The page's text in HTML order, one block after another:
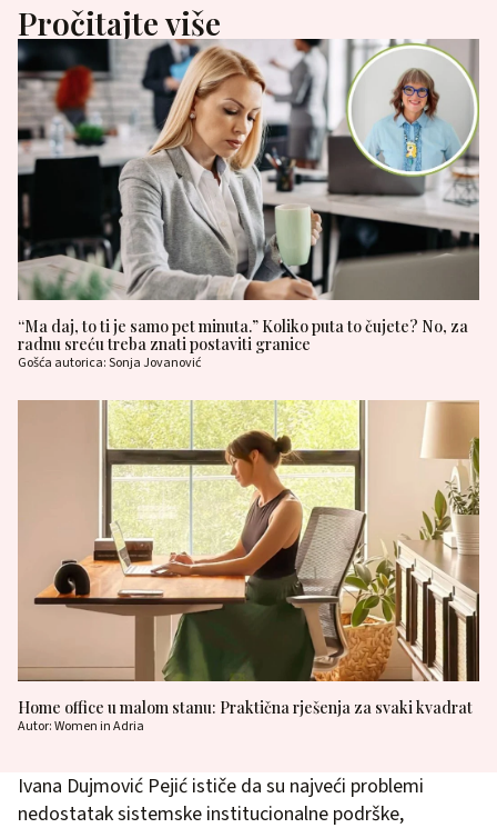
Pročitajte više
“Ma daj, to ti je samo pet minuta.” Koliko puta to čujete? No, za
radnu sreću treba znati postaviti granice
Gošća autorica: Sonja Jovanović
Home office u malom stanu: Praktična rješenja za svaki kvadrat
Autor: Women in Adria
Ivana Dujmović Pejić ističe da su najveći problemi
nedostatak sistemske institucionalne podrške,